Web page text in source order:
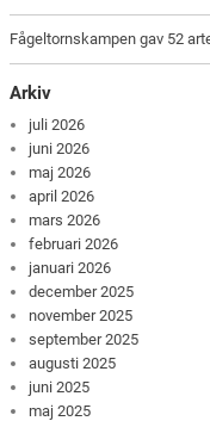
Fågeltornskampen gav 52
Arkiv
juli 2026
juni 2026
maj 2026
april 2026
mars 2026
februari 2026
januari 2026
december 2025
november 2025
september 2025
augusti 2025
juni 2025
maj 2025